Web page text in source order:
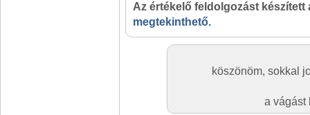
Az értékelő feldolgozást készített
megtekinthető.
köszönöm, sokkal
a vágást